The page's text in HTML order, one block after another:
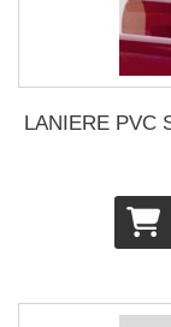
LANIERE PVC